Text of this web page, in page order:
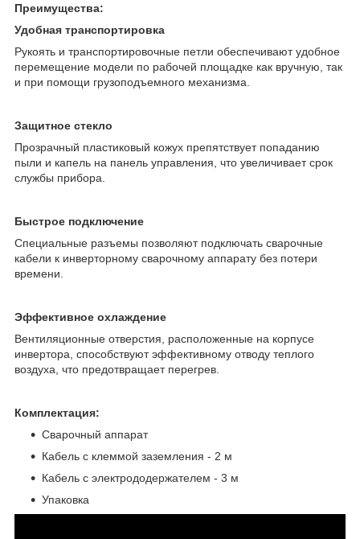
Преимущества:
Удобная транспортировка
Рукоять и транспортировочные петли обеспечивают удобное
перемещение модели по рабочей площадке как вручную, так
и при помощи грузоподъемного механизма.
Защитное стекло
Прозрачный пластиковый кожух препятствует попаданию
пыли и капель на панель управления, что увеличивает срок
службы прибора.
Быстрое подключение
Специальные разъемы позволяют подключать сварочные
кабели к инверторному сварочному аппарату без потери
времени.
Эффективное охлаждение
Вентиляционные отверстия, расположенные на корпусе
инвертора, способствуют эффективному отводу теплого
воздуха, что предотвращает перегрев.
Комплектация:
Сварочный аппарат
Кабель с клеммой заземления - 2 м
Кабель с электрододержателем - 3 м
Упаковка